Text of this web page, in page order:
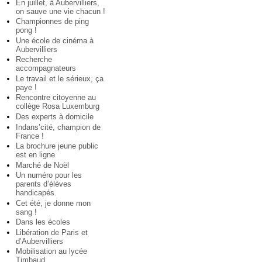
En juillet, à Aubervilliers,
on sauve une vie chacun !
Championnes de ping
pong !
Une école de cinéma à
Aubervilliers
Recherche
accompagnateurs
Le travail et le sérieux, ça
paye !
Rencontre citoyenne au
collège Rosa Luxemburg
Des experts à domicile
Indans’cité, champion de
France !
La brochure jeune public
est en ligne
Marché de Noël
Un numéro pour les
parents d’élèves
handicapés.
Cet été, je donne mon
sang !
Dans les écoles
Libération de Paris et
d’Aubervilliers
Mobilisation au lycée
Timbaud